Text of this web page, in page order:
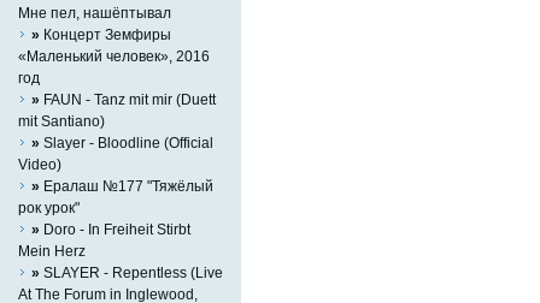
Мне пел, нашёптывал
» Концерт Земфиры
«Маленький человек», 2016
год
» FAUN - Tanz mit mir (Duett
mit Santiano)
» Slayer - Bloodline (Official
Video)
» Ералаш №177 "Тяжёлый
рок урок"
» Doro - In Freiheit Stirbt
Mein Herz
» SLAYER - Repentless (Live
At The Forum in Inglewood,